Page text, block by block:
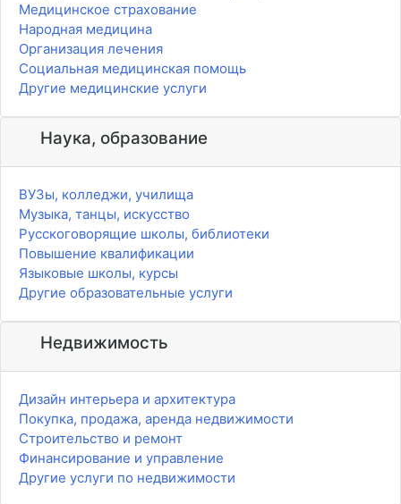
Медицинское страхование
Народная медицина
Организация лечения
Социальная медицинская помощь
Другие медицинские услуги
Наука, образование
ВУЗы, колледжи, училища
Музыка, танцы, искусство
Русскоговорящие школы, библиотеки
Повышение квалификации
Языковые школы, курсы
Другие образовательные услуги
Недвижимость
Дизайн интерьера и архитектура
Покупка, продажа, аренда недвижимости
Строительство и ремонт
Финансирование и управление
Другие услуги по недвижимости